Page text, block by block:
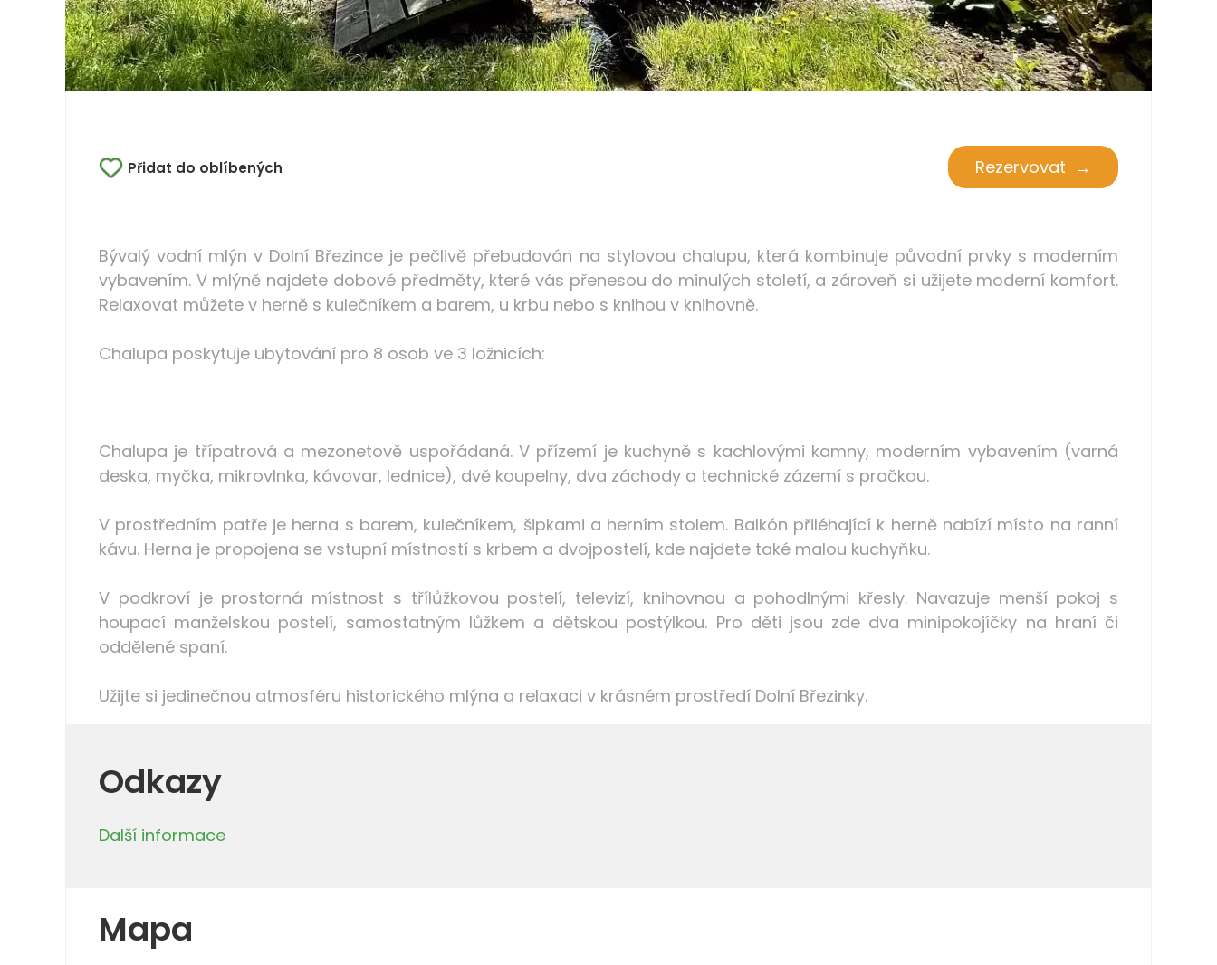
Přidat do oblíbených Rezervovat
Bývalý vodní mlýn v Dolní Březince je pečlivě přebudován na stylovou chalupu, která kombinuje původní prvky s moderním
vybavením. V mlýně najdete dobové předměty, které vás přenesou do minulých století, a zároveň si užijete moderní komfort.
Relaxovat můžete v herně s kulečníkem a barem, u krbu nebo s knihou v knihovně.
Chalupa poskytuje ubytování pro 8 osob ve 3 ložnicích:
Chalupa je třípatrová a mezonetově uspořádaná. V přízemí je kuchyně s kachlovými kamny, moderním vybavením (varná
deska, myčka, mikrovlnka, kávovar, lednice), dvě koupelny, dva záchody a technické zázemí s pračkou.
V prostředním patře je herna s barem, kulečníkem, šipkami a herním stolem. Balkón přiléhající k herně nabízí místo na ranní
kávu. Herna je propojena se vstupní místností s krbem a dvojpostelí, kde najdete také malou kuchyňku.
V podkroví je prostorná místnost s třílůžkovou postelí, televizí, knihovnou a pohodlnými křesly. Navazuje menší pokoj s
houpací manželskou postelí, samostatným lůžkem a dětskou postýlkou. Pro děti jsou zde dva minipokojíčky na hraní či
oddělené spaní.
Užijte si jedinečnou atmosféru historického mlýna a relaxaci v krásném prostředí Dolní Březinky.
Odkazy
Další informace
Mapa